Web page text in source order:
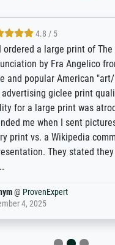
4.8 / 5
ordered a large print of The
by Fra Angelico
and popular American
giclee print
for a large print was
me when I sent
print vs. a Wikipedia
They stated
@ ProvenExpert
4, 2025